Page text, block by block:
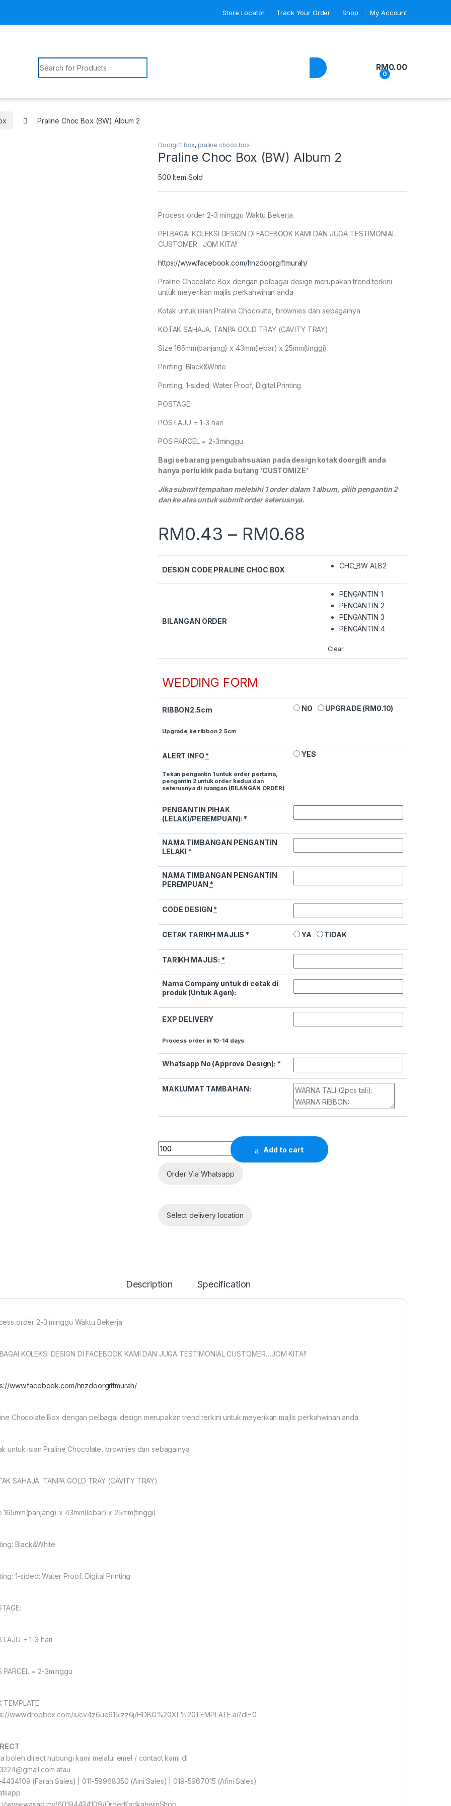
Store Locator Track Your Order Shop My Account
Search for:
0
RM0.00
Praline Choc Box (BW) Album 2
Doorgift Box, praline choco box
Praline Choc Box (BW) Album 2
500 Item Sold
Process order 2-3 minggu Waktu Bekerja
PELBAGAI KOLEKSI DESIGN DI FACEBOOK KAMI DAN JUGA TESTIMONIAL
CUSTOMER…JOM KITA!!
https://www.facebook.com/hnzdoorgiftmurah/
Praline Chocolate Box dengan pelbagai design merupakan trend terkini
untuk meyerikan majlis perkahwinan anda
Kotak untuk isian Praline Chocolate, brownies dan sebagainya
KOTAK SAHAJA. TANPA GOLD TRAY (CAVITY TRAY)
Size 165mm(panjang) x 43mm(lebar) x 25mm(tinggi)
Printing: Black&White
Printing: 1-sided; Water Proof, Digital Printing
POSTAGE:
POS LAJU = 1-3 hari
POS PARCEL = 2-3minggu
Bagi sebarang pengubahsuaian pada design kotak doorgift anda
hanya perlu klik pada butang ‘CUSTOMIZE’
Jika submit tempahan melebihi 1 order dalam 1 album, pilih pengantin 2
dan ke atas untuk submit order seterusnya.
RM0.43 – RM0.68
DESIGN CODE PRALINE CHOC BOX CHC_BW ALB2
BILANGAN ORDER
PENGANTIN 1
PENGANTIN 2
PENGANTIN 3
PENGANTIN 4
Clear
WEDDING FORM
RIBBON2.5cm
Upgrade ke ribbon 2.5cm
NO UPGRADE (RM 0.10)
ALERT INFO *
Tekan pengantin 1 untuk order pertama,
pengantin 2 untuk order kedua dan
seterusnya di ruangan (BILANGAN ORDER)
YES
PENGANTIN PIHAK
(LELAKI/PEREMPUAN): *
NAMA TIMBANGAN PENGANTIN
LELAKI *
NAMA TIMBANGAN PENGANTIN
PEREMPUAN *
CODE DESIGN *
CETAK TARIKH MAJLIS * YA TIDAK
TARIKH MAJLIS: *
Nama Company untuk di cetak di
produk (Untuk Agen):
EXP DELIVERY
Process order in 10-14 days
Whatsapp No (Approve Design): *
MAKLUMAT TAMBAHAN:
Quantity
Add to cart
Order Via Whatsapp
Select delivery location
Description Specification
order 2-3 minggu Waktu Bekerja
KOLEKSI DESIGN DI FACEBOOK KAMI DAN JUGA TESTIMONIAL CUSTOMER…JOM KITA!!
www.facebook.com/hnzdoorgiftmurah/
Chocolate Box dengan pelbagai design merupakan trend terkini untuk meyerikan majlis perkahwinan anda
untuk isian Praline Chocolate, brownies dan sebagainya
SAHAJA. TANPA GOLD TRAY (CAVITY TRAY)
165mm(panjang) x 43mm(lebar) x 25mm(tinggi)
Black&White
1-sided; Water Proof, Digital Printing
LAJU = 1-3 hari
PARCEL = 2-3minggu
TEMPLATE
www.dropbox.com/s/cv4z6ue615lzz6j/HDBG%20XL%20TEMPLATE.ai?dl=0
boleh direct hubungi kami melalui emel / contact kami di
atau
4434109 (Farah Sales) | 011-59968350 (Aini Sales) | 019-5967015 (Afini Sales)